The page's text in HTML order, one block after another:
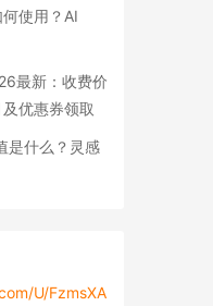
使用？AI
最新：收费价
优惠券领取
是什么？灵感
U/FzmsXA